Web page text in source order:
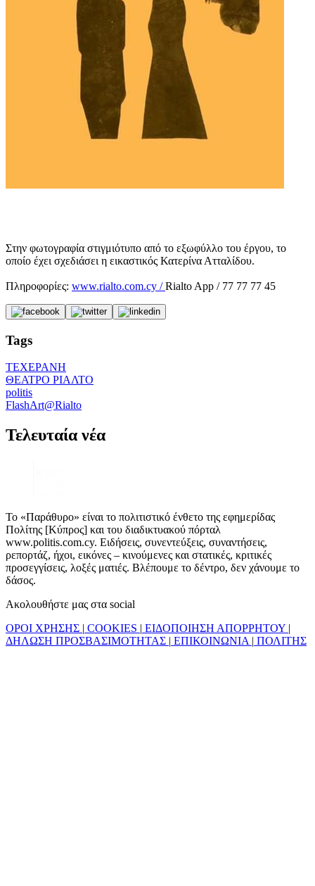
Στην φωτογραφία στιγμιότυπο από το εξωφύλλο του έργου, το
οποίο έχει σχεδιάσει η εικαστικός Κατερίνα Ατταλίδου.
Πληροφορίες: www.rialto.com.cy /Rialto App / 77 77 77 45
Tags
ΤΕΧΕΡΑΝΗ
ΘΕΑΤΡΟ ΡΙΑΛΤΟ
politis
FlashArt@Rialto
Τελευταία νέα
Το «Παράθυρο» είναι το πολιτιστικό ένθετο της εφημερίδας
Πολίτης [Κύπρος] και του διαδικτυακού πόρταλ
www.politis.com.cy. Ειδήσεις, συνεντεύξεις, συναντήσεις,
ρεπορτάζ, ήχοι, εικόνες – κινούμενες και στατικές, κριτικές
προσεγγίσεις, λοξές ματιές. Βλέπουμε το δέντρο, δεν χάνουμε το
δάσος.
Ακολουθήστε μας στα social
ΟΡΟΙ ΧΡΗΣΗΣ | COOKIES | ΕΙΔΟΠΟΙΗΣΗ ΑΠΟΡΡΗΤΟΥ |
ΔΗΛΩΣΗ ΠΡΟΣΒΑΣΙΜΟΤΗΤΑΣ | ΕΠΙΚΟΙΝΩΝΙΑ | ΠΟΛΙΤΗΣ